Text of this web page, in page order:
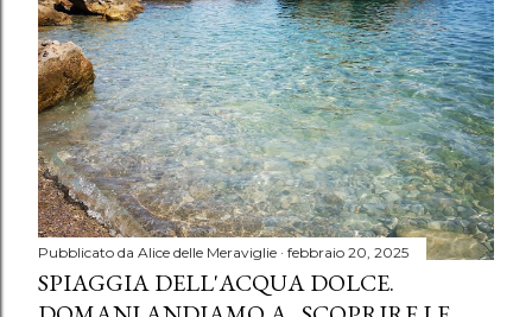
Pubblicato da Alice delle Meraviglie febbraio 20, 2025
SPIAGGIA DELL'ACQUA DOLCE.